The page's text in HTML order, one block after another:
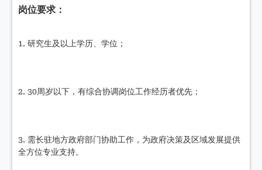
岗位要求：
1. 研究生及以上学历、学位；
2. 30周岁以下，有综合协调岗位工作经历者优先；
3. 需长驻地方政府部门协助工作，为政府决策及区域发展提供
全方位专业支持。